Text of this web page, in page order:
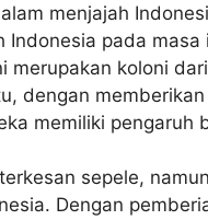
menjajah
Indonesia pada
merupakan koloni
dengan
memiliki pengaruh
sepele,
Dengan